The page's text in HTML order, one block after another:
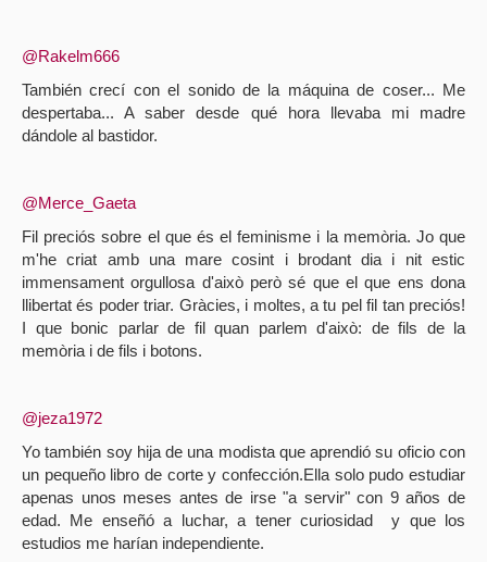
@Rakelm666
También crecí con el sonido de la máquina de coser... Me
despertaba... A saber desde qué hora llevaba mi madre
dándole al bastidor.
@Merce_Gaeta
Fil preciós sobre el que és el feminisme i la memòria. Jo que
m'he criat amb una mare cosint i brodant dia i nit estic
immensament orgullosa d'això però sé que el que ens dona
llibertat és poder triar. Gràcies, i moltes, a tu pel fil tan preciós!
I que bonic parlar de fil quan parlem d'això: de fils de la
memòria i de fils i botons.
@jeza1972
Yo también soy hija de una modista que aprendió su oficio con
un pequeño libro de corte y confección.Ella solo pudo estudiar
apenas unos meses antes de irse "a servir" con 9 años de
edad. Me enseñó a luchar, a tener curiosidad
y que los
estudios me harían independiente.